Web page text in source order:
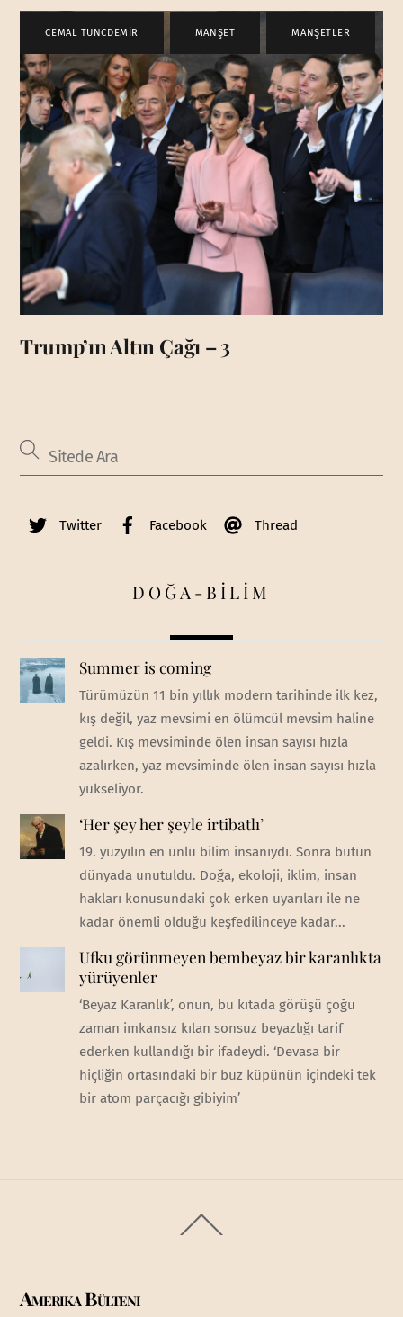
CEMAL TUNCDEMİR MANŞET MANŞETLER
Trump’ın Altın Çağı – 3
Twitter Facebook Thread
DOĞA-BİLİM
Summer is coming
Türümüzün 11 bin yıllık modern tarihinde ilk kez,
kış değil, yaz mevsimi en ölümcül mevsim haline
geldi. Kış mevsiminde ölen insan sayısı hızla
azalırken, yaz mevsiminde ölen insan sayısı hızla
yükseliyor.
‘Her şey her şeyle irtibatlı’
19. yüzyılın en ünlü bilim insanıydı. Sonra bütün
dünyada unutuldu. Doğa, ekoloji, iklim, insan
hakları konusundaki çok erken uyarıları ile ne
kadar önemli olduğu keşfedilinceye kadar...
Ufku görünmeyen bembeyaz bir karanlıkta
yürüyenler
‘Beyaz Karanlık’, onun, bu kıtada görüşü çoğu
zaman imkansız kılan sonsuz beyazlığı tarif
ederken kullandığı bir ifadeydi. ‘Devasa bir
hiçliğin ortasındaki bir buz küpünün içindeki tek
bir atom parçacığı gibiyim’
To
Amerika Bülteni